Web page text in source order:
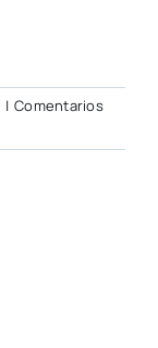
| Comentarios